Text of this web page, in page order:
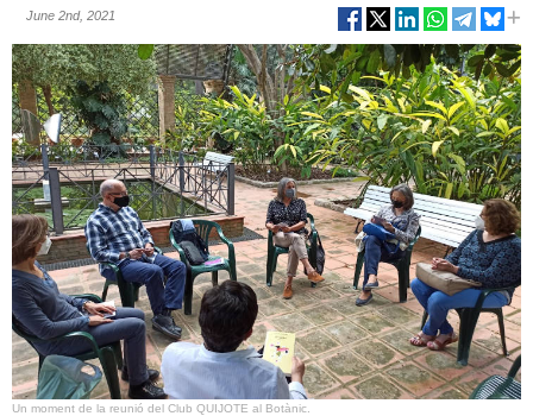
June 2nd, 2021
Un moment de la reunió del Club QUIJOTE al Botànic.